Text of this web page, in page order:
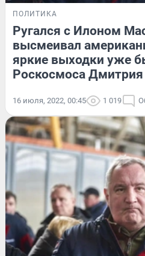
ПОЛИТИКА
Ругался с Илоном
высмеивал
яркие выходки уже
Роскосмоса Дмитрия
16 июля, 2022, 00:45 1 019